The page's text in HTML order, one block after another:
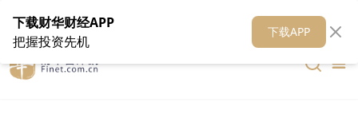
在线客服 关于我们 财华媒体矩阵 财华智库
下载财华财经APP
把握投资先机
下载APP